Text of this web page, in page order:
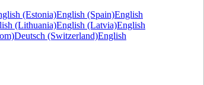
(Estonia)English (Spain)English
(Lithuania)English (Latvia)English
Deutsch (Switzerland)English